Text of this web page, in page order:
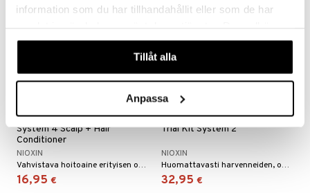
information som du har tillhandahållit eller som de har
våra cookies vid fortsatt användande av vår webbplats.
Tillåt alla
Anpassa
System 4 Scalp + Hair
Conditioner
NIOXIN
Vahvistava hoitoaine erityisen ohuille ja kemiallisesti käsitellyille hiuksille.
16,95 €
Trial Kit System 2
NIOXIN
Huomattavasti harvenneiden, ohuiden ja käsittelemättömien hiusten hoito.
32,95 €